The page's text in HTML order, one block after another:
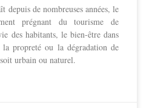
depuis de nombreuses années, le
prégnant du tourisme de
des habitants, le bien-être dans
propreté ou la dégradation de
urbain ou naturel.